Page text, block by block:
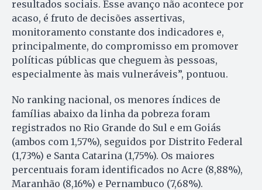
resultados sociais. Esse avanço não acontece por
acaso, é fruto de decisões assertivas,
monitoramento constante dos indicadores e,
principalmente, do compromisso em promover
políticas públicas que cheguem às pessoas,
especialmente às mais vulneráveis”, pontuou.
No ranking nacional, os menores índices de
famílias abaixo da linha da pobreza foram
registrados no Rio Grande do Sul e em Goiás
(ambos com 1,57%), seguidos por Distrito Federal
(1,73%) e Santa Catarina (1,75%). Os maiores
percentuais foram identificados no Acre (8,88%),
Maranhão (8,16%) e Pernambuco (7,68%).